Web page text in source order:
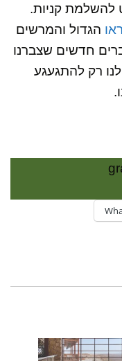
להשלמת קניות.
הגדול והמרשים
חדשים שצברנו
רק להתגעגע